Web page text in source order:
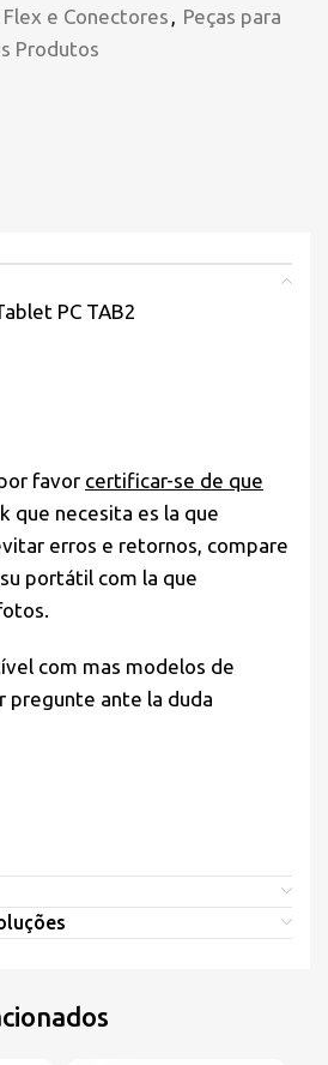
Flex e Conectores , Peças para
Produtos
PC TAB2
favor certificar-se de que
que necesita es la que
erros e retornos, compare
portátil com la que
com mas modelos de
pregunte ante la duda